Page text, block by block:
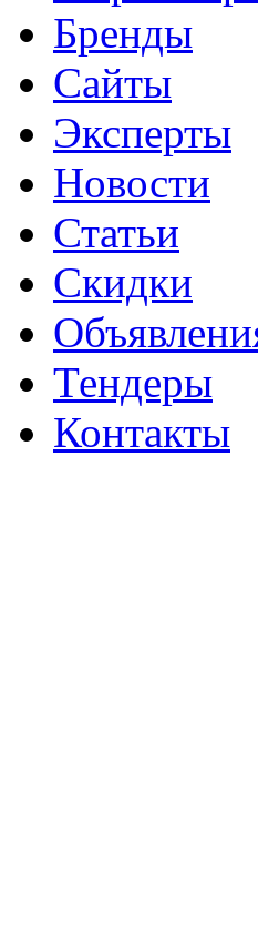
Бренды
Сайты
Эксперты
Новости
Статьи
Скидки
Тендеры
Контакты